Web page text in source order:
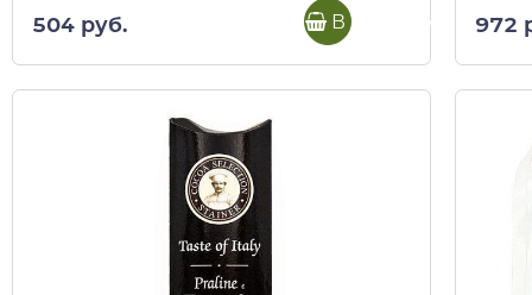
504 руб. В корзину 972